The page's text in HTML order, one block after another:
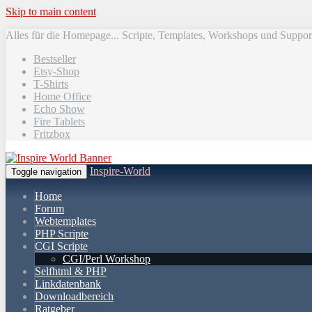
Skip to main content
Alles für die Homepage... Scripte, Templates, Workshops und
Bestseller
Etsy-Shop
T-Shirts
Home Office
Echo Show
Fire Tablets
Fritzbox
Toggle navigation Inspire-World
Home
Forum
Webtemplates
PHP Scripte
CGI Scripte
CGI/Perl Workshop
Selfhtml & PHP
Linkdatenbank
Downloadbereich
Ratgeber